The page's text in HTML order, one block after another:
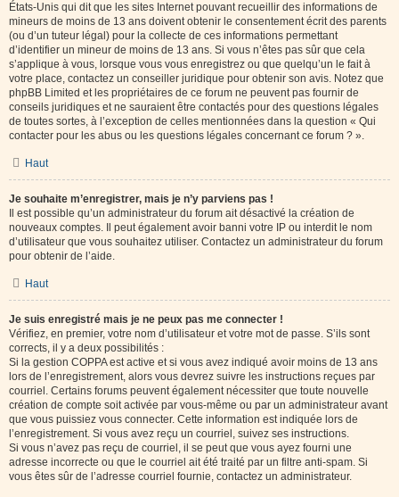
États-Unis qui dit que les sites Internet pouvant recueillir des informations de
mineurs de moins de 13 ans doivent obtenir le consentement écrit des parents
(ou d’un tuteur légal) pour la collecte de ces informations permettant
d’identifier un mineur de moins de 13 ans. Si vous n’êtes pas sûr que cela
s’applique à vous, lorsque vous vous enregistrez ou que quelqu’un le fait à
votre place, contactez un conseiller juridique pour obtenir son avis. Notez que
phpBB Limited et les propriétaires de ce forum ne peuvent pas fournir de
conseils juridiques et ne sauraient être contactés pour des questions légales
de toutes sortes, à l’exception de celles mentionnées dans la question « Qui
contacter pour les abus ou les questions légales concernant ce forum ? ».
Haut
Je souhaite m’enregistrer, mais je n’y parviens pas !
Il est possible qu’un administrateur du forum ait désactivé la création de
nouveaux comptes. Il peut également avoir banni votre IP ou interdit le nom
d’utilisateur que vous souhaitez utiliser. Contactez un administrateur du forum
pour obtenir de l’aide.
Haut
Je suis enregistré mais je ne peux pas me connecter !
Vérifiez, en premier, votre nom d’utilisateur et votre mot de passe. S’ils sont
corrects, il y a deux possibilités :
Si la gestion COPPA est active et si vous avez indiqué avoir moins de 13 ans
lors de l’enregistrement, alors vous devrez suivre les instructions reçues par
courriel. Certains forums peuvent également nécessiter que toute nouvelle
création de compte soit activée par vous-même ou par un administrateur avant
que vous puissiez vous connecter. Cette information est indiquée lors de
l’enregistrement. Si vous avez reçu un courriel, suivez ses instructions.
Si vous n’avez pas reçu de courriel, il se peut que vous ayez fourni une
adresse incorrecte ou que le courriel ait été traité par un filtre anti-spam. Si
vous êtes sûr de l’adresse courriel fournie, contactez un administrateur.